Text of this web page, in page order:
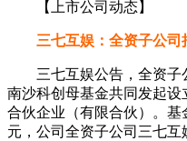
【上市公司动态】
三七互娱：全资子公
三七互娱公告，全资子
南沙科创母基金共同发起
合伙企业（有限合伙）。
元，公司全资子公司三七